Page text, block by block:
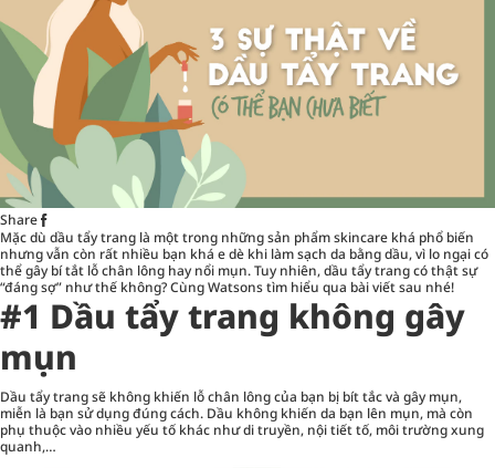
Share
Mặc dù dầu tẩy trang là một trong những sản phẩm skincare khá phổ biến
nhưng vẫn còn rất nhiều bạn khá e dè khi làm sạch da bằng dầu, vì lo ngại có
thể gây bí tắt lỗ chân lông hay nổi mụn. Tuy nhiên, dầu tẩy trang có thật sự
“đáng sợ” như thế không? Cùng Watsons tìm hiểu qua bài viết sau nhé!
#1 Dầu tẩy trang không gây
mụn
Dầu tẩy trang sẽ không khiến lỗ chân lông của bạn bị bít tắc và gây mụn,
miễn là bạn sử dụng đúng cách. Dầu không khiến da bạn lên mụn, mà còn
phụ thuộc vào nhiều yếu tố khác như di truyền, nội tiết tố, môi trường xung
quanh,…